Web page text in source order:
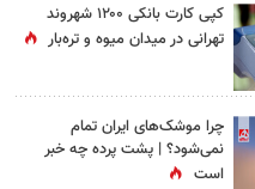
کپی کارت بانکی ۱۲۰۰ شهروند
تهرانی در میدان میوه و تره‌بار
چرا موشک‌های ایران تمام
نمی‌شود؟ | پشت پرده چه خبر
است